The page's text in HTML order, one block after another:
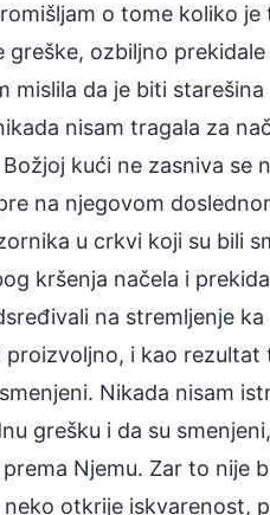
o tome koliko
ozbiljno
mislila da je biti
nisam tragala za
kući ne zasniva se
na njegovom
u crkvi koji su bili
kršenja načela i
na stremljenje
i kao rezultat
Nikada nisam
grešku i da su
Njemu. Zar to nije
otkrije iskvarenost,